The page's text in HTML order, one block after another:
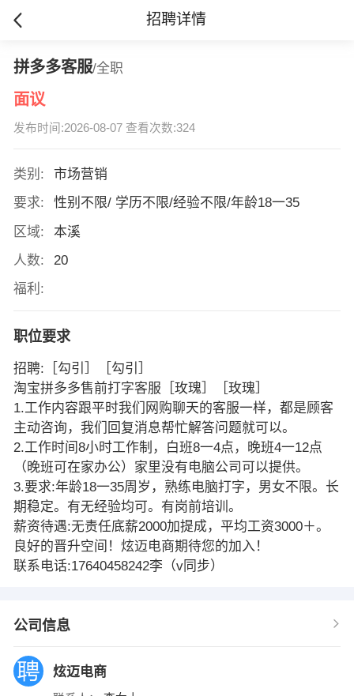
招聘详情
拼多多客服/全职
面议
发布时间:2026-08-07 查看次数:324
类别:
市场营销
要求:
性别不限/ 学历不限/经验不限/年龄18一35
区域:
本溪
人数:
20
福利:
职位要求
招聘:［勾引］［勾引］
淘宝拼多多售前打字客服［玫瑰］［玫瑰］
1.工作内容跟平时我们网购聊天的客服一样，都是顾客
主动咨询，我们回复消息帮忙解答问题就可以。
​2.工作时间8小时工作制，白班8一4点，晚班4一12点
（晚班可在家办公）家里没有电脑公司可以提供。
​3.要求:年龄18一35周岁，熟练电脑打字，男女不限。长
期稳定。有无经验均可。有岗前培训。
薪资待遇:无责任底薪2000加提成，平均工资3000＋。​
良好的晋升空间！炫迈电商期待您的加入！
​联系电话:17640458242李（v同步）
公司信息
炫迈电商